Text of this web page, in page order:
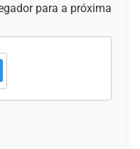
para a próxima